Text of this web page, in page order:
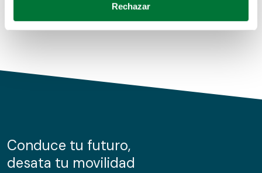
Obtenga más información sobre cómo se procesan sus
de cookies.
información sobre el uso que haga del sitio web con
nuestros partners de redes sociales, publicidad y análisis
Rechazar
Conduce tu futuro,
desata tu movilidad